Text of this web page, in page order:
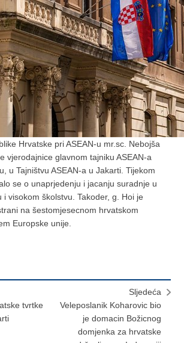
Hrvatske pri ASEAN-u mr.sc. Nebojša
vjerodajnice glavnom tajniku ASEAN-a
u Tajništvu ASEAN-a u Jakarti. Tijekom
se o unaprjedenju i jacanju suradnje u
i visokom školstvu. Takoder, g. Hoi je
na šestomjesecnom hrvatskom
Europske unije.
tvrtke
Sljedeća
Veleposlanik Koharovic bio
je domacin Božicnog
domjenka za hrvatske